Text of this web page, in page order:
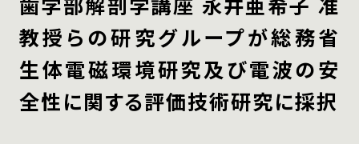
教授らの研究グループが総務省
生体電磁環境研究及び電波の安
全性に関する評価技術研究に採択